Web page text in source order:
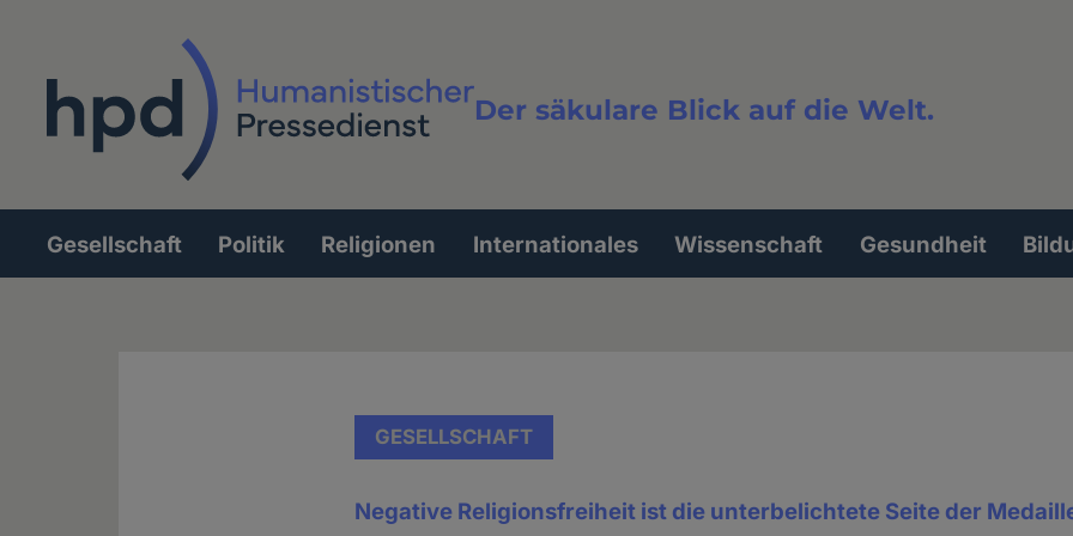
Der säkulare Blick auf die Welt.
Volltextsuche
Hauptnavigation
Gesellschaft Politik Religionen Internationales Wissenschaft Gesundheit
GESELLSCHAFT
Negative Religionsfreiheit ist die unterbelichtete Seite der